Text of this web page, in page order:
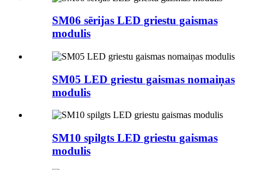
SM06 sērijas LED griestu gaismas
modulis
SM05 LED griestu gaismas nomaiņas
modulis
SM10 spilgts LED griestu gaismas
modulis